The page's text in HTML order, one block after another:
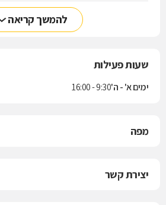
להמשך קריאה
שעות פעילות
ימים א' - ה'9:30 - 16:00
מפה
יצירת קשר